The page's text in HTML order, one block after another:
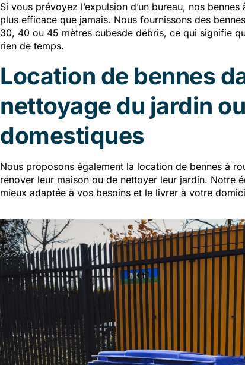
Si vous prévoyez l’expulsion d’un bureau, nos
plus efficace que jamais. Nous fournissons des
30, 40 ou 45 mètres cubesde débris, ce qui signifie
rien de temps.
Location de bennes
nettoyage du jardin
domestiques
Nous proposons également la location de bennes à
rénover leur maison ou de nettoyer leur jardin. Notre
mieux adaptée à vos besoins et le livrer à votre